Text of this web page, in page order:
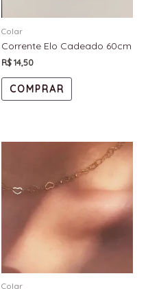
Colar
Corrente Elo Cadeado 60cm
R$14,50
COMPRAR
Colar